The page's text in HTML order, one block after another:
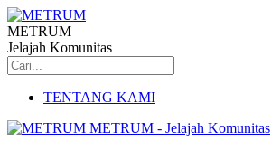
METRUM
Jelajah Komunitas
TENTANG KAMI
METRUM - Jelajah Komunitas